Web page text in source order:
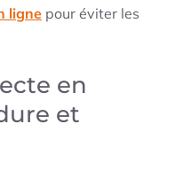
ligne pour éviter les
en
et